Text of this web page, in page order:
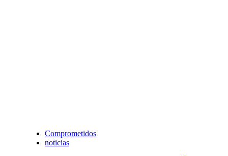
Comprometidos
noticias